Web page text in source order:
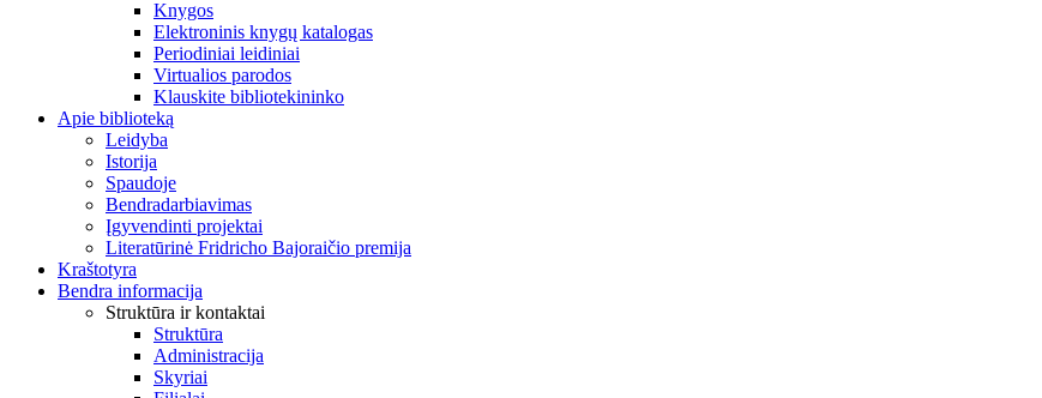
Knygos
Elektroninis knygų katalogas
Periodiniai leidiniai
Virtualios parodos
Klauskite bibliotekininko
Apie biblioteką
Leidyba
Istorija
Spaudoje
Bendradarbiavimas
Įgyvendinti projektai
Literatūrinė Fridricho Bajoraičio premija
Kraštotyra
Bendra informacija
Struktūra ir kontaktai
Struktūra
Administracija
Skyriai